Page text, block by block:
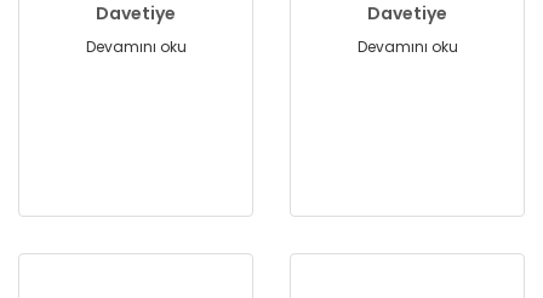
Davetiye
Devamını oku
Davetiye
Devamını oku